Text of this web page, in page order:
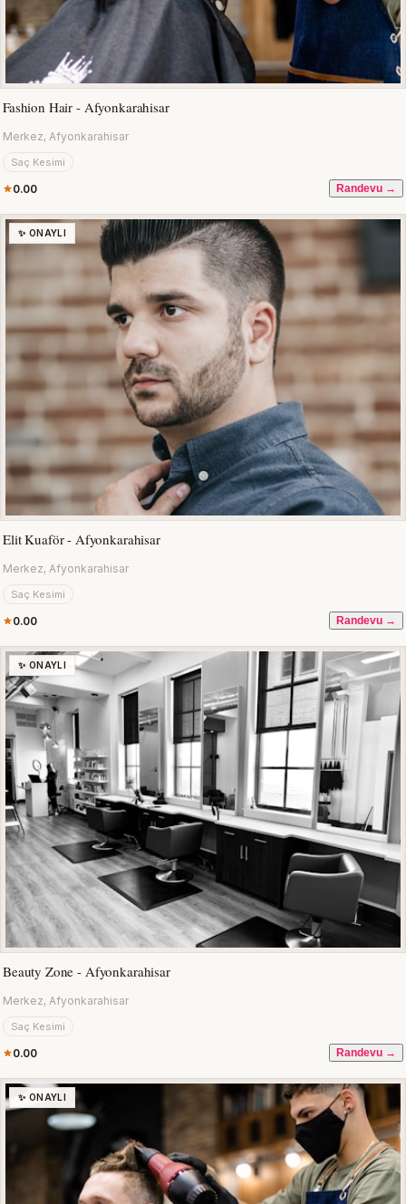
Fashion Hair - Afyonkarahisar
Merkez, Afyonkarahisar
Saç Kesimi
0.00 Randevu →
✨ ONAYLI
Elit Kuaför - Afyonkarahisar
Merkez, Afyonkarahisar
Saç Kesimi
0.00 Randevu →
✨ ONAYLI
Beauty Zone - Afyonkarahisar
Merkez, Afyonkarahisar
Saç Kesimi
0.00 Randevu →
✨ ONAYLI